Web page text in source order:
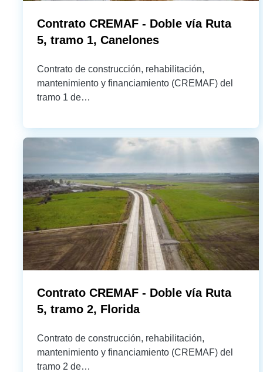
Contrato CREMAF - Doble vía Ruta
5, tramo 1, Canelones
Contrato de construcción, rehabilitación,
mantenimiento y financiamiento (CREMAF) del
tramo 1 de…
Contrato CREMAF - Doble vía Ruta
5, tramo 2, Florida
Contrato de construcción, rehabilitación,
mantenimiento y financiamiento (CREMAF) del
tramo 2 de…